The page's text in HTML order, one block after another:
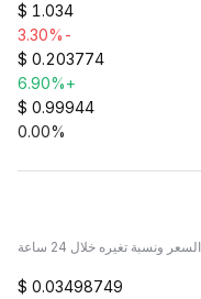
$ 1.034
-3.30%
$ 0.203774
+6.90%
$ 0.99944
0.00%
السعر ونسبة تغيره خلال 24 ساعة
$ 0.03498749